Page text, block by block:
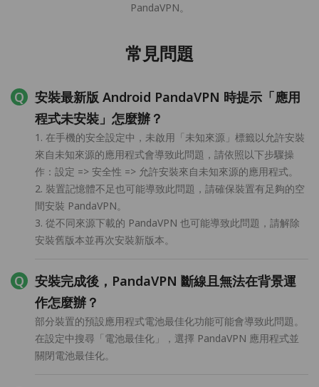
PandaVPN。
常見問題
安裝最新版 Android PandaVPN 時提示「應用
程式未安裝」怎麼辦？
1. 在手機的安全設定中，未啟用「未知來源」標籤以允許安裝
來自未知來源的應用程式會導致此問題，請依照以下步驟操
作：設定 => 安全性 => 允許安裝來自未知來源的應用程式。
2. 裝置記憶體不足也可能導致此問題，請確保裝置有足夠的空
間安裝 PandaVPN。
3. 從不同來源下載的 PandaVPN 也可能導致此問題，請解除
安裝舊版本並再次安裝新版本。
安裝完成後，PandaVPN 斷線且無法在背景運
作怎麼辦？
部分裝置的預設應用程式電池最佳化功能可能會導致此問題。
在設定中搜尋「電池最佳化」，選擇 PandaVPN 應用程式並
關閉電池最佳化。